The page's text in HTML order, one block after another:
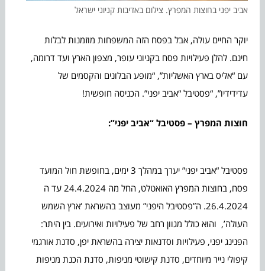
אביב יפני בחוצות המפרץ. צילום באדיבות קניוני ישראל
יוקר החיים עולה, אבל בפסח הזה המשפחות מוזמנות לבלות
חינם. להלן פעילויות פסח בקניוני עופר, מצפון הארץ ועד דרומה,
עם “אליס בארץ האשליות”, “מופע הבלונים והקסמים של
עדידידיו”, “פסטיבל “אביב יפני”. הכניסה חופשית!
חוצות המפרץ – פסטיבל “אביב יפני”:
פסטיבל “אביב יפני” יערך במהלך 3 ימים, בחופשת חול המועד
פסח, בחוצות המפרץ האואטלט, החל מה 24.4.2024 עד ה
26.4.2024. ה”פסטיבל היפני” מעוצב בהשראת ‘ארץ השמש
העולה’, והוא כולל מגוון רחב של פעילויות ואירועים. בין היתר:
הפנינג יפני, פעילויות וסדנאות יצירה בהשראת יפן, סדנת אורגמי
קיפולי נייר מיוחדים, סדנת קישוטי מניפות, סדנת הכנת מניפות